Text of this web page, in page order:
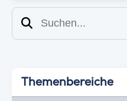
Suchen
Themenbereiche